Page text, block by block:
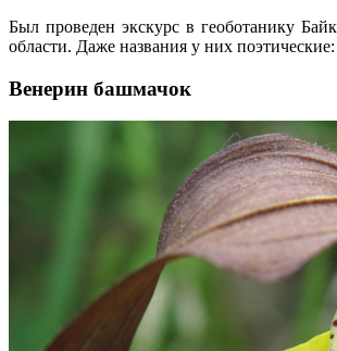
Был проведен экскурс в геоботанику
области. Даже названия у них
Венерин башмачок